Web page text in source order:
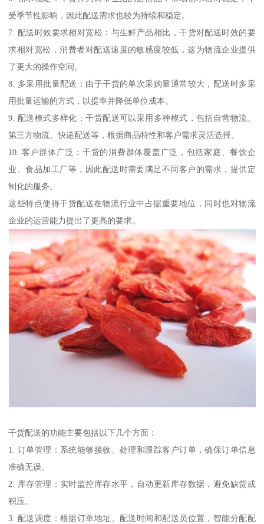
受季节性影响，因此配送需求也较为持续和稳定。
7. 配送时效要求相对宽松：与生鲜产品相比，干货对配送时效的要
求相对宽松，消费者对配送速度的敏感度较低，这为物流企业提供
了更大的操作空间。
8. 多采用批量配送：由于干货的单次采购量通常较大，配送时多采
用批量运输的方式，以提率并降低单位成本。
9. 配送模式多样化：干货配送可以采用多种模式，包括自营物流、
第三方物流、快递配送等，根据商品特性和客户需求灵活选择。
10. 客户群体广泛：干货的消费群体覆盖广泛，包括家庭、餐饮企
业、食品加工厂等，因此配送时需要满足不同客户的需求，提供定
制化的服务。
这些特点使得干货配送在物流行业中占据重要地位，同时也对物流
企业的运营能力提出了更高的要求。
干货配送的功能主要包括以下几个方面：
1. 订单管理：系统能够接收、处理和跟踪客户订单，确保订单信息
准确无误。
2. 库存管理：实时监控库存水平，自动更新库存数据，避免缺货或
积压。
3. 配送调度：根据订单地址、配送时间和配送员位置，智能分配配